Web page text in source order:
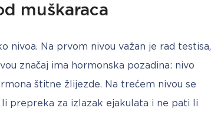
muškaraca
nivoa. Na prvom nivou važan je rad testisa,
značaj ima hormonska pozadina: nivo
štitne žlijezde. Na trećem nivou se
prepreka za izlazak ejakulata i ne pati li